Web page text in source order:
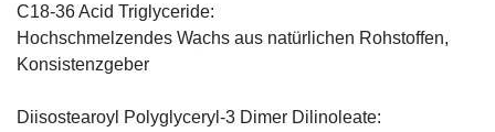
C18-36 Acid Triglyceride:
Hochschmelzendes Wachs aus natürlichen Rohstoffen,
Konsistenzgeber
Diisostearoyl Polyglyceryl-3 Dimer Dilinoleate: